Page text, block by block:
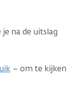
na de uitslag
– om te kijken